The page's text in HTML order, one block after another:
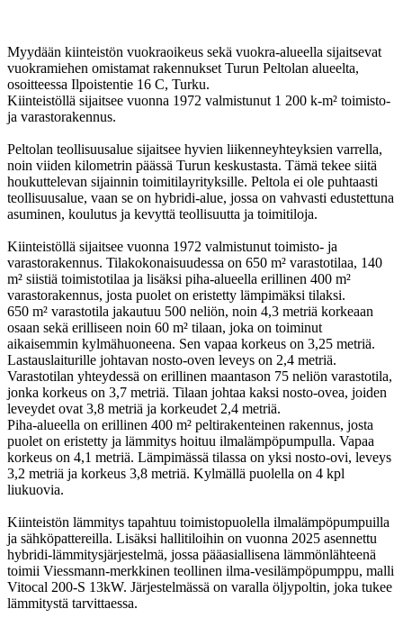
Myydään kiinteistön vuokraoikeus sekä vuokra-alueella sijaitsevat
vuokramiehen omistamat rakennukset Turun Peltolan alueelta,
osoitteessa Ilpoistentie 16 C, Turku.
Kiinteistöllä sijaitsee vuonna 1972 valmistunut 1 200 k-m² toimisto-
ja varastorakennus.
Peltolan teollisuusalue sijaitsee hyvien liikenneyhteyksien varrella,
noin viiden kilometrin päässä Turun keskustasta. Tämä tekee siitä
houkuttelevan sijainnin toimitilayrityksille. Peltola ei ole puhtaasti
teollisuusalue, vaan se on hybridi-alue, jossa on vahvasti edustettuna
asuminen, koulutus ja kevyttä teollisuutta ja toimitiloja.
Kiinteistöllä sijaitsee vuonna 1972 valmistunut toimisto- ja
varastorakennus. Tilakokonaisuudessa on 650 m² varastotilaa, 140
m² siistiä toimistotilaa ja lisäksi piha-alueella erillinen 400 m²
varastorakennus, josta puolet on eristetty lämpimäksi tilaksi.
650 m² varastotila jakautuu 500 neliön, noin 4,3 metriä korkeaan
osaan sekä erilliseen noin 60 m² tilaan, joka on toiminut
aikaisemmin kylmähuoneena. Sen vapaa korkeus on 3,25 metriä.
Lastauslaiturille johtavan nosto-oven leveys on 2,4 metriä.
Varastotilan yhteydessä on erillinen maantason 75 neliön varastotila,
jonka korkeus on 3,7 metriä. Tilaan johtaa kaksi nosto-ovea, joiden
leveydet ovat 3,8 metriä ja korkeudet 2,4 metriä.
Piha-alueella on erillinen 400 m² peltirakenteinen rakennus, josta
puolet on eristetty ja lämmitys hoituu ilmalämpöpumpulla. Vapaa
korkeus on 4,1 metriä. Lämpimässä tilassa on yksi nosto-ovi, leveys
3,2 metriä ja korkeus 3,8 metriä. Kylmällä puolella on 4 kpl
liukuovia.
Kiinteistön lämmitys tapahtuu toimistopuolella ilmalämpöpumpuilla
ja sähköpattereilla. Lisäksi hallitiloihin on vuonna 2025 asennettu
hybridi-lämmitysjärjestelmä, jossa pääasiallisena lämmönlähteenä
toimii Viessmann-merkkinen teollinen ilma-vesilämpöpumppu, malli
Vitocal 200-S 13kW. Järjestelmässä on varalla öljypoltin, joka tukee
lämmitystä tarvittaessa.